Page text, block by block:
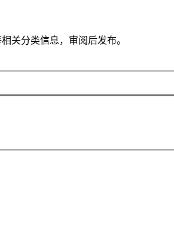
关分类信息，审阅后发布。